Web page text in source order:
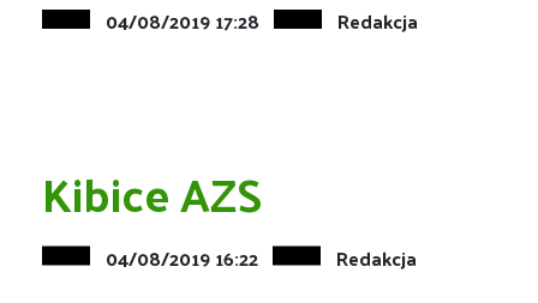
04/08/2019 17:28 Redakcja
Kibice AZS
04/08/2019 16:22 Redakcja